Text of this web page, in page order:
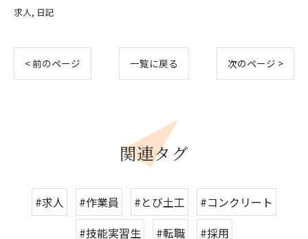
求人 日記
< 前のページ 一覧に戻る 次のページ >
関連タグ
#求人 #作業員 #とび土工
#コンクリート
#技能実習生
#転職 #採用